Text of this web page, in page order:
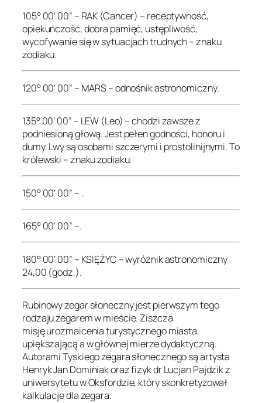
105° 00’ 00” – RAK (Cancer) – receptywność,
opiekuńczość, dobra pamięć, ustępliwość,
wycofywanie się w sytuacjach trudnych – znaku
zodiaku.
120° 00’ 00” – MARS – odnośnik astronomiczny.
135° 00’ 00” – LEW (Leo) – chodzi zawsze z
podniesioną głową. Jest pełen godności, honoru i
dumy. Lwy są osobami szczerymi i prostolinijnymi. To
królewski – znaku zodiaku.
150° 00’ 00” – .
165° 00’ 00” –.
180° 00’ 00” – KSIĘŻYC – wyróżnik astronomiczny
24,00 (godz.).
Rubinowy zegar słoneczny jest pierwszym tego
rodzaju zegarem w mieście. Ziszcza
misję urozmaicenia turystycznego miasta,
upiększającą a w głównej mierze dydaktyczną.
Autorami Tyskiego zegara słonecznego są artysta
Henryk Jan Dominiak oraz fizyk dr Lucjan Pajdzik z
uniwersytetu w Oksfordzie, który skonkretyzował
kalkulacje dla zegara.